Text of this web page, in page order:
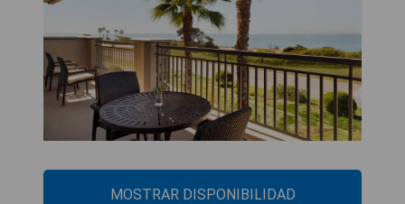
MOSTRAR DISPONIBILIDAD